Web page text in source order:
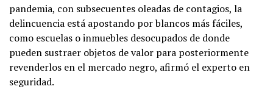
pandemia, con subsecuentes oleadas de contagios, la
delincuencia está apostando por blancos más fáciles,
como escuelas o inmuebles desocupados de donde
pueden sustraer objetos de valor para posteriormente
revenderlos en el mercado negro, afirmó el experto en
seguridad.